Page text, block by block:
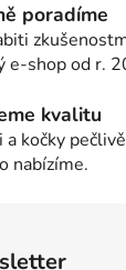
poradíme
e-shop od r.
kvalitu
a kočky
nabízíme.